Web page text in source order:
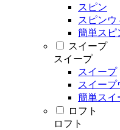
スピン
スピンウ
簡単スピ
スイープ
スイープ
スイープ
スイープ
簡単スイ
ロフト
ロフト